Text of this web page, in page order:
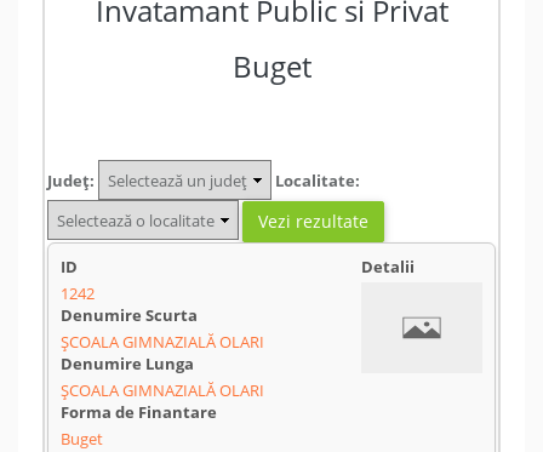
Invatamant Public si Privat
Buget
Județ: Localitate:
1242
ŞCOALA GIMNAZIALĂ OLARI
ŞCOALA GIMNAZIALĂ OLARI
Buget